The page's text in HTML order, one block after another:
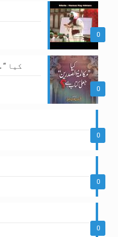
0
0
کیا
0
0
0